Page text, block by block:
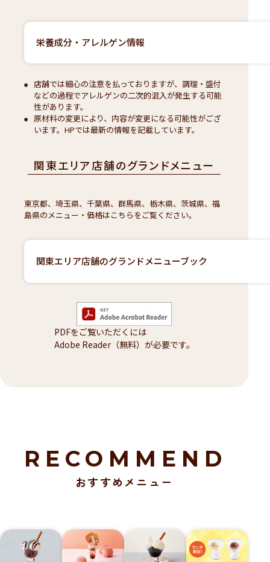
栄養成分・アレルゲン情報
店舗では細心の注意を払っておりますが、調理・盛付
などの過程でアレルゲンの二次的混入が発生する可能
性があります。
原材料の変更により、内容が変更になる可能性がござ
います。HPでは最新の情報を記載しています。
関東エリア店舗のグランドメニュー
東京都、埼玉県、千葉県、群馬県、栃木県、茨城県、福
島県のメニュー・価格はこちらをご覧ください。
関東エリア店舗のグランドメニューブック
PDFをご覧いただくには
Adobe Reader（無料）が必要です。
RECOMMEND
おすすめメニュー